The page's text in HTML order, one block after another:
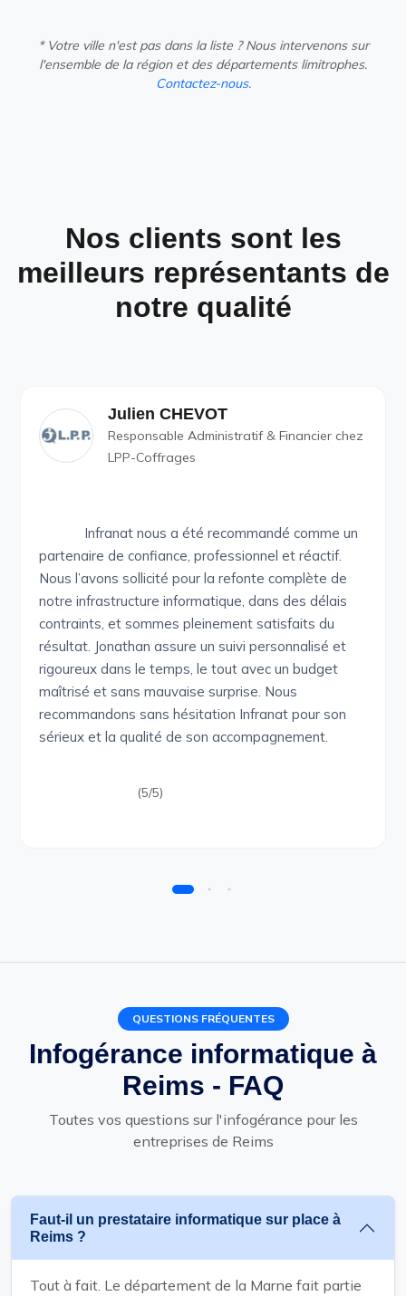
* Votre ville n'est pas dans la liste ? Nous intervenons sur
l'ensemble de la région et des départements limitrophes.
Contactez-nous.
Nos clients sont les
meilleurs représentants de
notre qualité
Julien CHEVOT
Responsable Administratif & Financier chez
LPP-Coffrages
Infranat nous a été recommandé comme un
partenaire de confiance, professionnel et réactif.
Nous l’avons sollicité pour la refonte complète de
notre infrastructure informatique, dans des délais
contraints, et sommes pleinement satisfaits du
résultat. Jonathan assure un suivi personnalisé et
rigoureux dans le temps, le tout avec un budget
maîtrisé et sans mauvaise surprise. Nous
recommandons sans hésitation Infranat pour son
sérieux et la qualité de son accompagnement.
(5/5)
QUESTIONS FRÉQUENTES
Infogérance informatique à
Reims - FAQ
Toutes vos questions sur l'infogérance pour les
entreprises de Reims
Faut-il un prestataire informatique sur place à
Reims ?
Tout à fait. Le département de la Marne fait partie